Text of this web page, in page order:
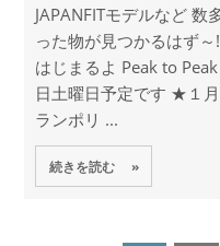
JAPANFITモデルなど
った物が見つかるはず
はじまるよ Peak to
日土曜日予定です ★１
ランポリ ...
続きを読む »